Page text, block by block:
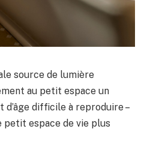
source de lumière
au petit espace un
difficile à reproduire –
espace de vie plus